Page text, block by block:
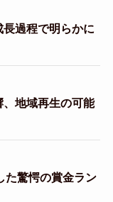
過程で明らかに
地域再生の可能
た驚愕の賞金ラン